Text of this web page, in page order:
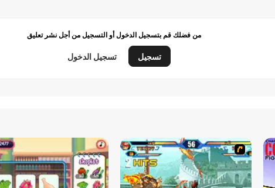
من فضلك قم بتسجيل الدخول أو التسجيل من أجل نشر تعليق
تسجيل تسجيل الدخول